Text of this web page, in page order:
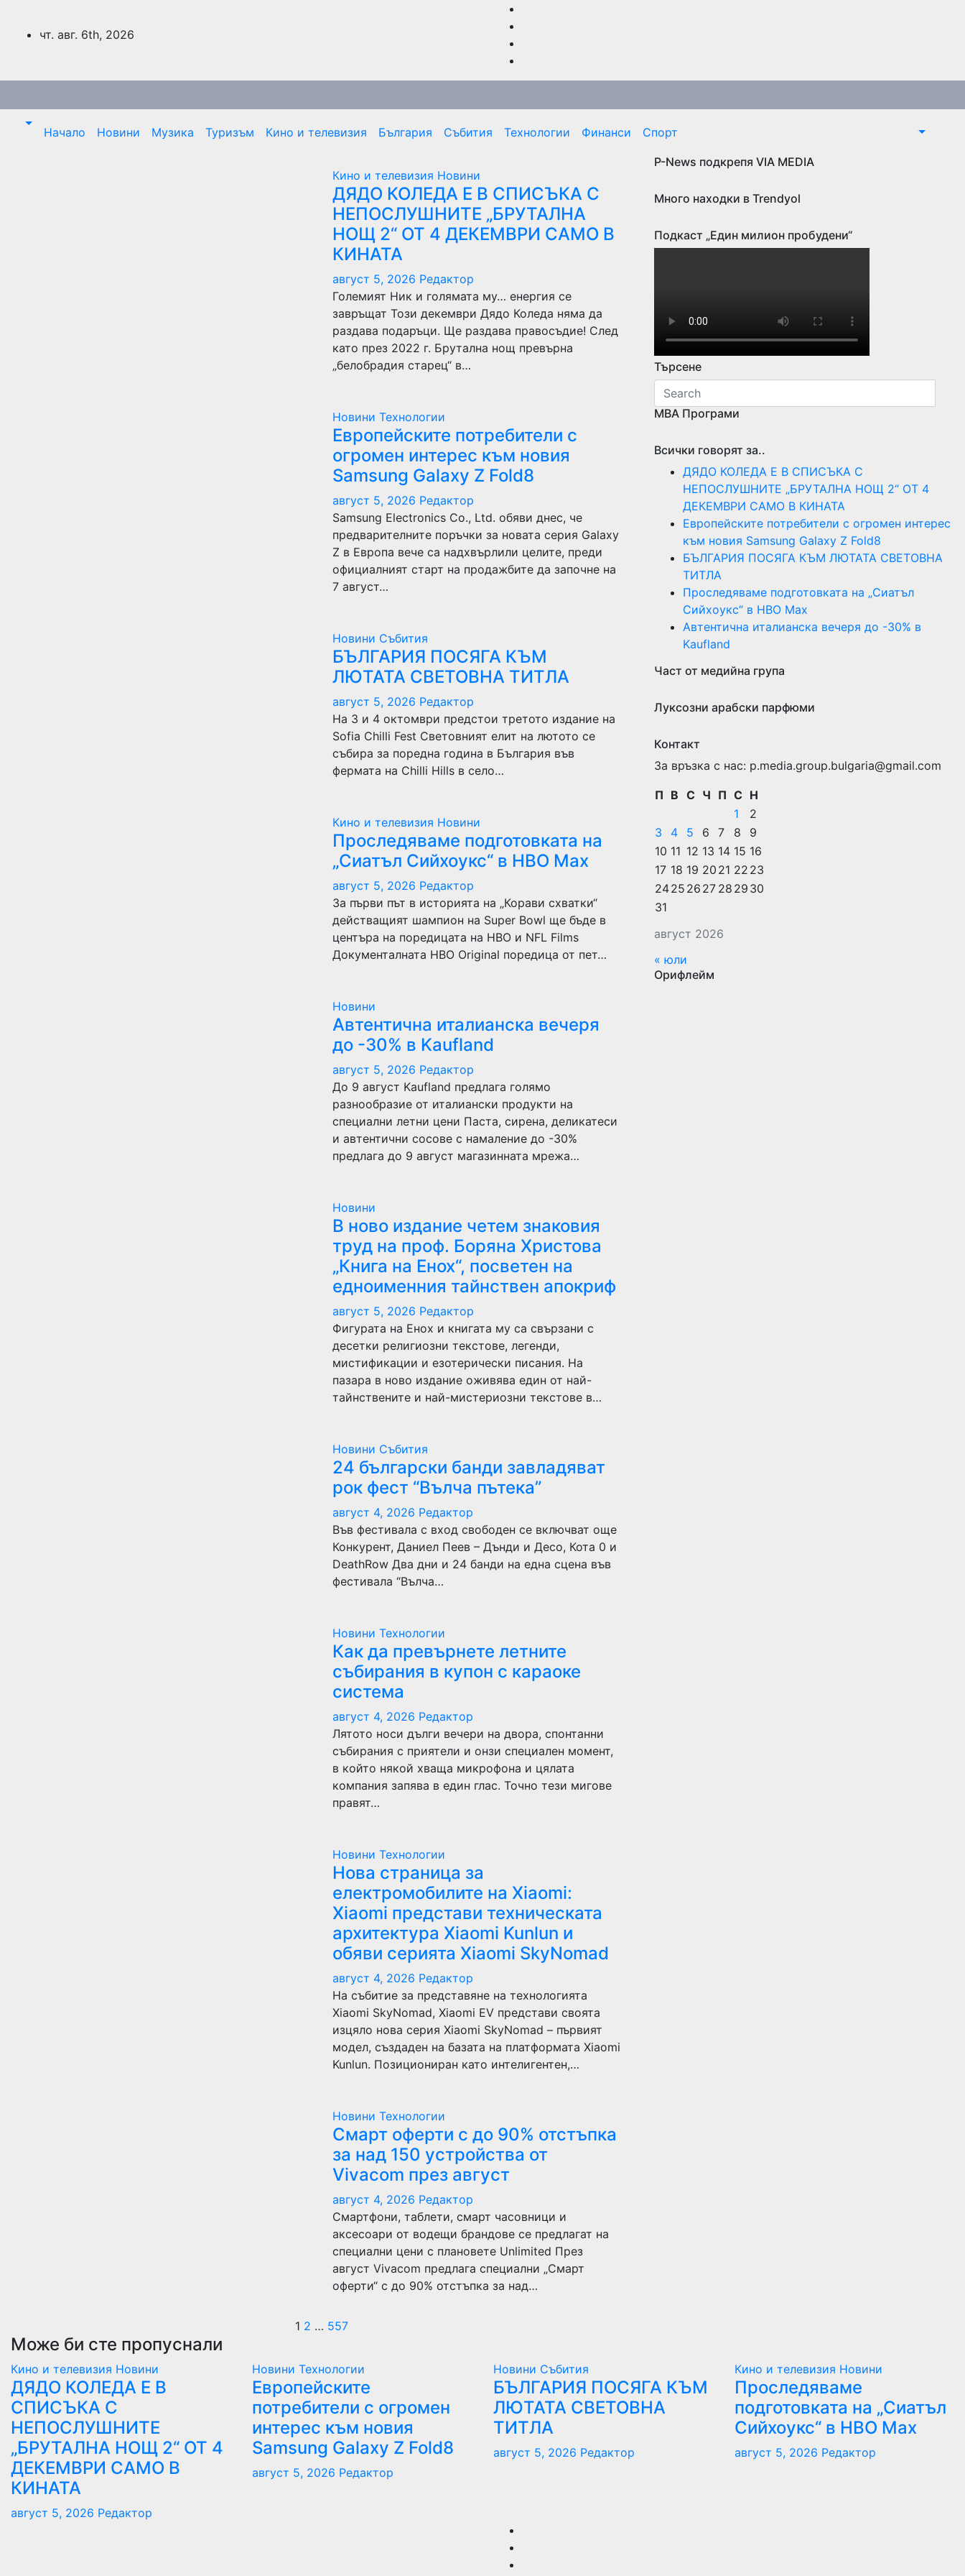
чт. авг. 6th, 2026
Начало Новини Музика Туризъм Кино и телевизия България Събития Технологии Финанси Спорт
Кино и телевизия Новини
ДЯДО КОЛЕДА Е В СПИСЪКА С
НЕПОСЛУШНИТЕ „БРУТАЛНА
НОЩ 2“ ОТ 4 ДЕКЕМВРИ САМО В
КИНАТА
август 5, 2026 Редактор
Големият Ник и голямата му… енергия се
завръщат Този декември Дядо Коледа няма да
раздава подаръци. Ще раздава правосъдие! След
като през 2022 г. Брутална нощ превърна
„белобрадия старец“ в…
Новини Технологии
Европейските потребители с
огромен интерес към новия
Samsung Galaxy Z Fold8
август 5, 2026 Редактор
Samsung Electronics Co., Ltd. обяви днес, че
предварителните поръчки за новата серия Galaxy
Z в Европа вече са надхвърлили целите, преди
официалният старт на продажбите да започне на
7 август…
Новини Събития
БЪЛГАРИЯ ПОСЯГА КЪМ
ЛЮТАТА СВЕТОВНА ТИТЛА
август 5, 2026 Редактор
На 3 и 4 октомври предстои третото издание на
Sofia Chilli Fest Световният елит на лютото се
събира за поредна година в България във
фермата на Chilli Hills в село…
Кино и телевизия Новини
Проследяваме подготовката на
„Сиатъл Сийхоукс“ в HBO Max
август 5, 2026 Редактор
За първи път в историята на „Корави схватки“
действащият шампион на Super Bowl ще бъде в
центъра на поредицата на HBO и NFL Films
Документалната HBO Original поредица от пет…
Новини
Автентична италианска вечеря
до -30% в Kaufland
август 5, 2026 Редактор
До 9 август Kaufland предлага голямо
разнообразие от италиански продукти на
специални летни цени Паста, сирена, деликатеси
и автентични сосове с намаление до -30%
предлага до 9 август магазинната мрежа…
Новини
В ново издание четем знаковия
труд на проф. Боряна Христова
„Книга на Енох“, посветен на
едноименния тайнствен апокриф
август 5, 2026 Редактор
Фигурата на Енох и книгата му са свързани с
десетки религиозни текстове, легенди,
мистификации и езотерически писания. На
пазара в ново издание оживява един от най-
тайнствените и най-мистериозни текстове в…
Новини Събития
24 български банди завладяват
рок фест “Вълча пътека”
август 4, 2026 Редактор
Във фестивала с вход свободен се включват още
Конкурент, Даниел Пеев – Дънди и Десо, Кота 0 и
DeathRow Два дни и 24 банди на една сцена във
фестивала “Вълча…
Новини Технологии
Как да превърнете летните
събирания в купон с караоке
система
август 4, 2026 Редактор
Лятото носи дълги вечери на двора, спонтанни
събирания с приятели и онзи специален момент,
в който някой хваща микрофона и цялата
компания запява в един глас. Точно тези мигове
правят…
Новини Технологии
Нова страница за
електромобилите на Xiaomi:
Xiaomi представи техническата
архитектура Xiaomi Kunlun и
обяви серията Xiaomi SkyNomad
август 4, 2026 Редактор
На събитие за представяне на технологията
Xiaomi SkyNomad, Xiaomi EV представи своята
изцяло нова серия Xiaomi SkyNomad – първият
модел, създаден на базата на платформата Xiaomi
Kunlun. Позициониран като интелигентен,…
Новини Технологии
Смарт оферти с до 90% отстъпка
за над 150 устройства от
Vivacom през август
август 4, 2026 Редактор
Смартфони, таблети, смарт часовници и
аксесоари от водещи брандове се предлагат на
специални цени с плановете Unlimited През
август Vivacom предлага специални „Смарт
оферти“ с до 90% отстъпка за над…
Разделяне
на
публикациите
на
страници
1 2 … 557
P-News подкрепя VIA MEDIA
Много находки в Trendyol
Подкаст „Един милион пробудени“
Търсене
МВА Програми
Всички говорят за..
ДЯДО КОЛЕДА Е В СПИСЪКА С
НЕПОСЛУШНИТЕ „БРУТАЛНА НОЩ 2“ ОТ 4
ДЕКЕМВРИ САМО В КИНАТА
Европейските потребители с огромен интерес
към новия Samsung Galaxy Z Fold8
БЪЛГАРИЯ ПОСЯГА КЪМ ЛЮТАТА СВЕТОВНА
ТИТЛА
Проследяваме подготовката на „Сиатъл
Сийхоукс“ в HBO Max
Автентична италианска вечеря до -30% в
Kaufland
Част от медийна група
Луксозни арабски парфюми
Контакт
За връзка с нас: p.media.group.bulgaria@gmail.com
август 2026
П В С Ч П С Н
1
2
3
4 5 6 7 8
9
10 11 12 13 14 15 16
17 18 19 20 21 22 23
2425 26 27 28 29 30
31
« юли
Орифлейм
Може би сте пропуснали
Кино и телевизия Новини
ДЯДО КОЛЕДА Е В
СПИСЪКА С
НЕПОСЛУШНИТЕ
„БРУТАЛНА НОЩ 2“ ОТ 4
ДЕКЕМВРИ САМО В
КИНАТА
август 5, 2026 Редактор
Новини Технологии
Европейските
потребители с огромен
интерес към новия
Samsung Galaxy Z Fold8
август 5, 2026 Редактор
Новини Събития
БЪЛГАРИЯ ПОСЯГА КЪМ
ЛЮТАТА СВЕТОВНА
ТИТЛА
август 5, 2026 Редактор
Кино и телевизия Новини
Проследяваме
подготовката на „Сиатъл
Сийхоукс“ в HBO Max
август 5, 2026 Редактор